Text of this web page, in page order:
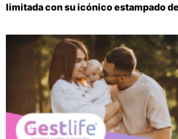
limitada con su icónico estampado